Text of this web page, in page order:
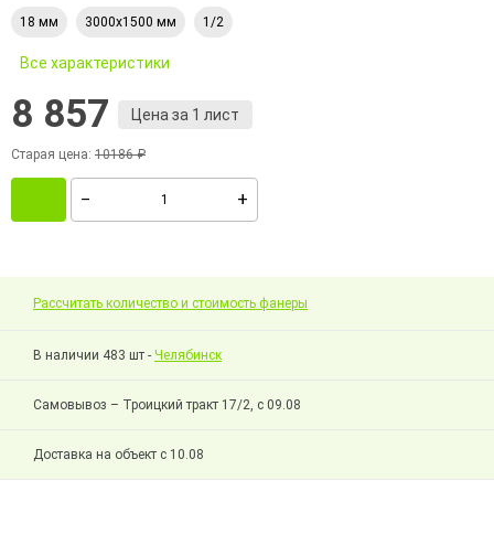
18 мм 3000х1500 мм 1/2
Все характеристики
8 857 Цена за 1 лист
Старая цена: 10186 ₽
Рассчитать количество и стоимость фанеры
В наличии 483 шт - Челябинск
Самовывоз – Троицкий тракт 17/2, с 09.08
Доставка на объект с 10.08